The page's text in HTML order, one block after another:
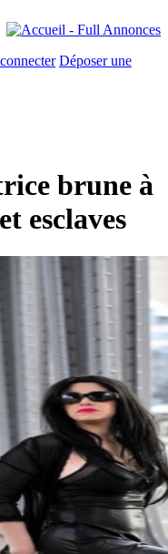
Déposer une
brune à
esclaves